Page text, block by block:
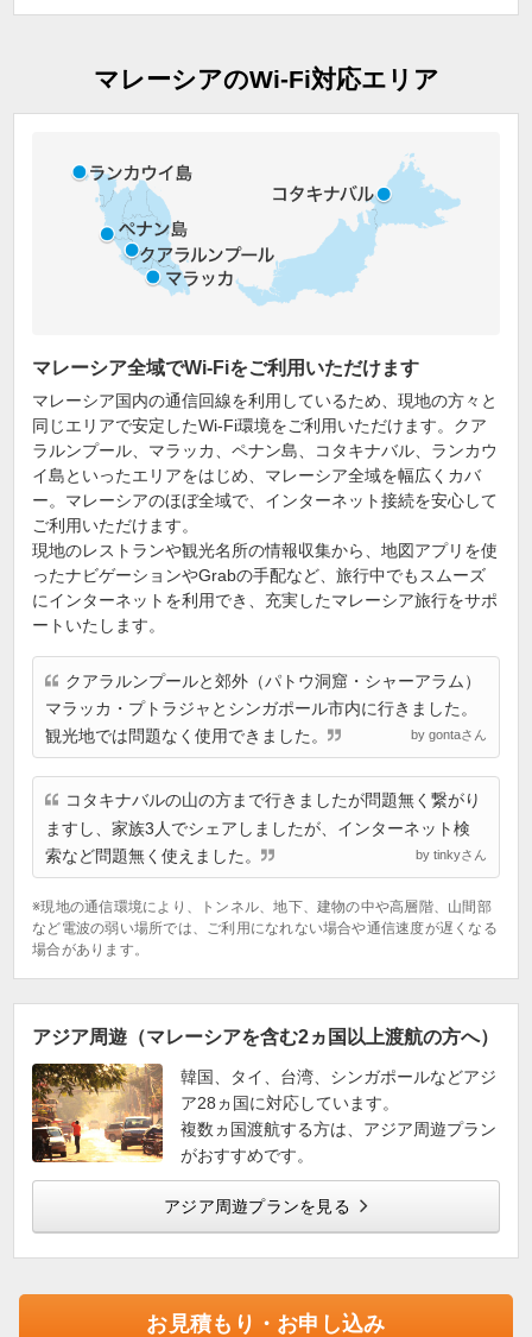
マレーシアのWi-Fi対応エリア
マレーシア全域でWi-Fiをご利用いただけます
マレーシア国内の通信回線を利用しているため、現地の方々と
同じエリアで安定したWi-Fi環境をご利用いただけます。クア
ラルンプール、マラッカ、ペナン島、コタキナバル、ランカウ
イ島といったエリアをはじめ、マレーシア全域を幅広くカバ
ー。マレーシアのほぼ全域で、インターネット接続を安心して
ご利用いただけます。
現地のレストランや観光名所の情報収集から、地図アプリを使
ったナビゲーションやGrabの手配など、旅行中でもスムーズ
にインターネットを利用でき、充実したマレーシア旅行をサポ
ートいたします。
クアラルンプールと郊外（パトウ洞窟・シャーアラム）
マラッカ・プトラジャとシンガポール市内に行きました。
観光地では問題なく使用できました。
by gontaさん
コタキナバルの山の方まで行きましたが問題無く繋がり
ますし、家族3人でシェアしましたが、インターネット検
索など問題無く使えました。
by tinkyさん
※現地の通信環境により、トンネル、地下、建物の中や高層階、山間部
など電波の弱い場所では、ご利用になれない場合や通信速度が遅くなる
場合があります。
アジア周遊（マレーシアを含む2ヵ国以上渡航の方へ）
韓国、タイ、台湾、シンガポールなどアジ
ア28ヵ国に対応しています。
複数ヵ国渡航する方は、アジア周遊プラン
がおすすめです。
アジア周遊プランを見る
お見積もり・お申し込み